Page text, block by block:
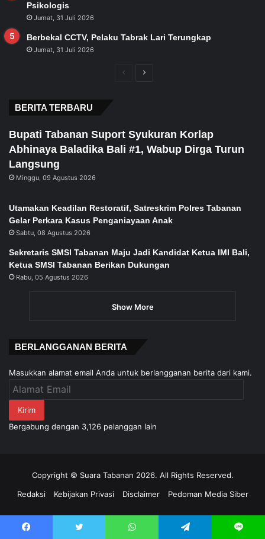
Psikologis
Jumat, 31 Juli 2026
Berbekal CCTV, Pelaku Tabrak Lari Terungkap
Jumat, 31 Juli 2026
PreviousNext
BERITA TERBARU
Bupati Tabanan Suport Syukuran Korlap
Abhinaya Baladika Bali #1, Wabup Dirga Turun
Langsung
Minggu, 09 Agustus 2026
Utamakan Keadilan Restoratif, Satreskrim Polres Tabanan
Gelar Perkara Kasus Penganiayaan Anak
Sabtu, 08 Agustus 2026
Sekretaris SMSI Tabanan Maju Jadi Kandidat Ketua IMI Bali,
Ketua SMSI Tabanan Berikan Dukungan
Rabu, 05 Agustus 2026
Show More
BERLANGGANAN BERITA
Masukkan alamat email Anda untuk berlangganan berita dari kami.
Alamat
Kirim
Bergabung dengan 3,126 pelanggan lain
Copyright © Suara Tabanan 2026. All Rights Reserved.
Redaksi
Kebijakan Privasi Disclaimer Pedoman Media Siber